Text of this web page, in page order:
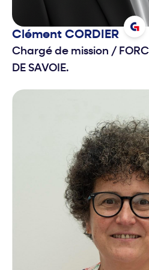
Clément CORDIER
Chargé de mission /
DE SAVOIE.